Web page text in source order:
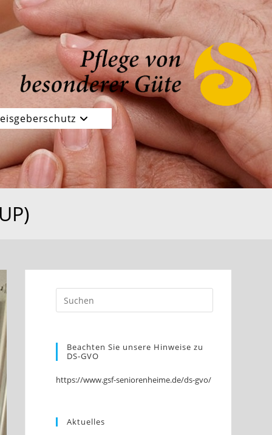
Beachten Sie unsere Hinweise zu
DS-GVO
https://www.gsf-seniorenheime.de/ds-gvo/
Aktuelles